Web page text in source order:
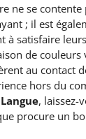
ne se contente
; il est
à satisfaire
de couleurs
au contact
hors du
, laissez-
procure un